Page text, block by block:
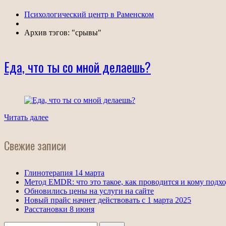
Психологический центр в Раменском
Архив тэгов: "срывы"
Еда, что ты со мной делаешь?
Читать далее
Свежие записи
Глинотерапия 14 марта
Метод EMDR: что это такое, как проводится и кому
Обновились цены на услуги на сайте
Новый прайс начнет действовать с 1 марта 2025
Расстановки 8 июня